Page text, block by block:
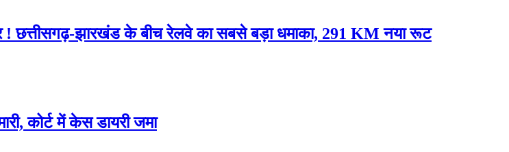
! छत्तीसगढ़-झारखंड के बीच रेलवे का सबसे बड़ा धमाका, 291 KM नया रूट
कोर्ट में केस डायरी जमा